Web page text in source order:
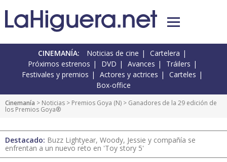
CINEMANÍA: Noticias de cine
Cartelera
Próximos estrenos
DVD Avances
Tráilers
Festivales y premios
Actores y actrices
Carteles
Box-office
Cinemanía > Noticias > Premios Goya (N) > Ganadores de la 29 edición de
los Premios Goya®
Destacado: Buzz Lightyear, Woody, Jessie y compañía se
enfrentan a un nuevo reto en 'Toy story 5'